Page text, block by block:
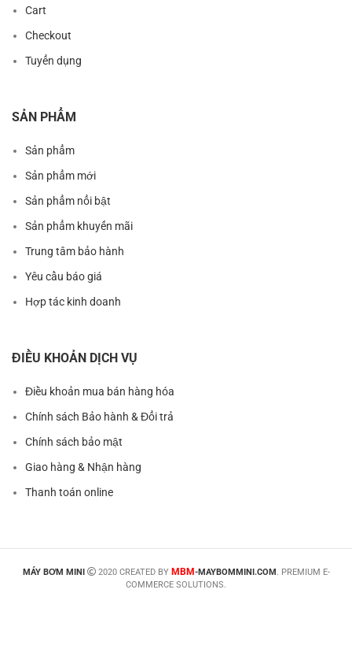
Cart
Checkout
Tuyển dụng
SẢN PHẨM
Sản phẩm
Sản phẩm mới
Sản phẩm nổi bật
Sản phẩm khuyến mãi
Trung tâm bảo hành
Yêu cầu báo giá
Hợp tác kinh doanh
ĐIỀU KHOẢN DỊCH VỤ
Điều khoản mua bán hàng hóa
Chính sách Bảo hành & Đổi trả
Chính sách bảo mật
Giao hàng & Nhận hàng
Thanh toán online
MÁY BƠM MINI 2020 CREATED BY MBM-MAYBOMMINI.COM . PREMIUM E-
COMMERCE SOLUTIONS.